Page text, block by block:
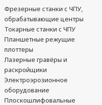
Фрезерные станки с ЧПУ,
обрабатывающие центры
Токарные станки с ЧПУ
Планшетные режущие
плоттеры
Лазерные гравёры и
раскройщики
Электроэрозионное
оборудование
Плоскошлифовальные